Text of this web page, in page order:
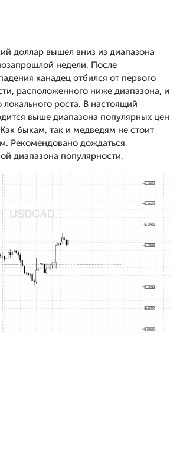
доллар вышел вниз из диапазона
недели. После
канадец отбился от первого
расположенного ниже диапазона, и
роста. В настоящий
выше диапазона популярных цен
быкам, так и медведям не стоит
Рекомендовано дождаться
диапазона популярности.